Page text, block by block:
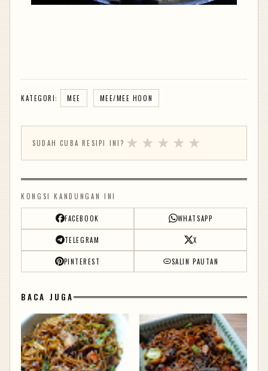
KATEGORI: MEE MEE/MEE HOON
SUDAH CUBA RESIPI INI? ★ ★ ★ ★ ★
KONGSI KANDUNGAN INI
FACEBOOK WHATSAPP
TELEGRAM X
PINTEREST SALIN PAUTAN
BACA JUGA